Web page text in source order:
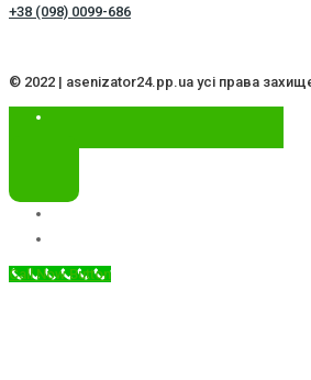
+38 (098) 0099-686
© 2022 | asenizator24.pp.ua усі права
Call Now Button